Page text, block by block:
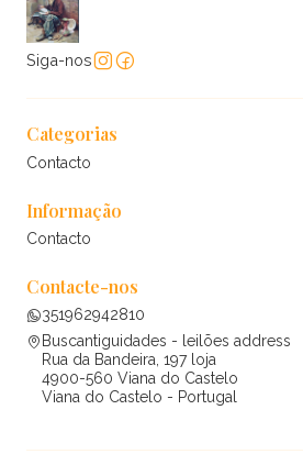
Siga-nos
Categorias
Contacto
Informação
Contacto
Contacte-nos
351962942810
Buscantiguidades - leilões address
Rua da Bandeira, 197 loja
4900-560 Viana do Castelo
Viana do Castelo - Portugal